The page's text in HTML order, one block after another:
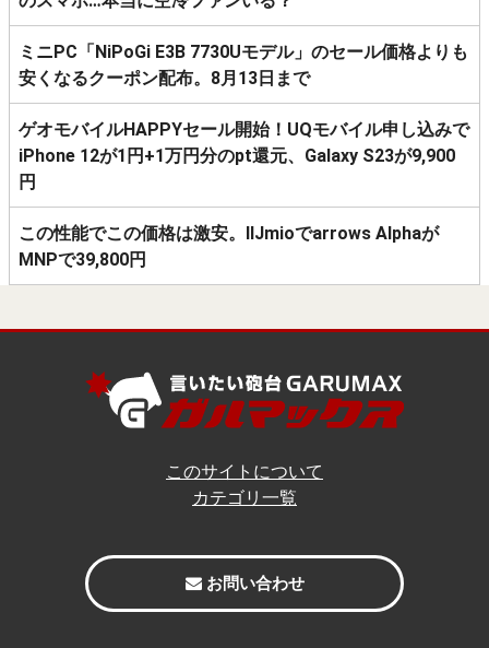
ミニPC「NiPoGi E3B 7730Uモデル」のセール価格よりも
安くなるクーポン配布。8月13日まで
ゲオモバイルHAPPYセール開始！UQモバイル申し込みで
iPhone 12が1円+1万円分のpt還元、Galaxy S23が9,900
円
この性能でこの価格は激安。IIJmioでarrows Alphaが
MNPで39,800円
このサイトについて
カテゴリ一覧
お問い合わせ